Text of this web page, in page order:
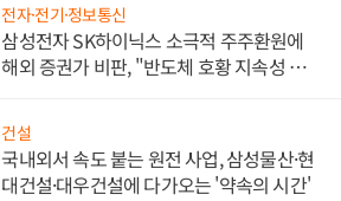
전자·전기·정보통신
삼성전자 SK하이닉스 소극적 주주환원에
해외 증권가 비판, "반도체 호황 지속성 의
건설
국내외서 속도 붙는 원전 사업, 삼성물산·현
대건설·대우건설에 다가오는 '약속의 시간'